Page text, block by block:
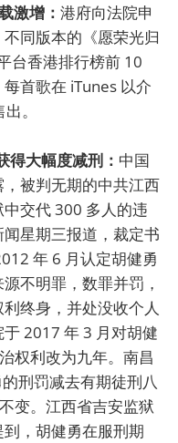
激增： 港府向法院申
同版本的《愿荣光归
台香港排行榜前 10
首歌在 iTunes 以介
。
得大幅度减刑： 中国
被判无期的中共江西
交代 300 多人的违
星期三报道，裁定书
年 6 月认定胡健勇
不明罪，数罪并罚，
终身，并处没收个人
2017 年 3 月对胡健
权利改为九年。南昌
刑罚减去有期徒刑八
变。江西省吉安监狱
，胡健勇在服刑期